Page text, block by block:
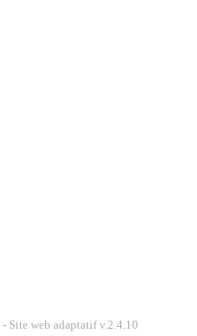
Site web adaptatif v.2.4.10